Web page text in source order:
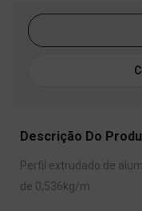
Descrição Do
Perfil extrudado de
de 0,536kg/m.